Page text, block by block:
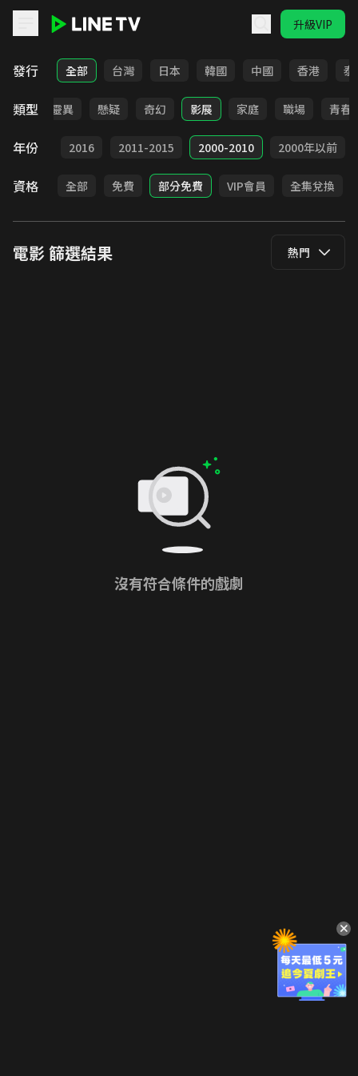
升級VIP
LINE TV - 電影
發行 全部 台灣 日本 韓國 中國 香港 泰
類型
犯罪 靈異 懸疑 奇幻 影展 家庭 職場 青春
年份
2017 2016 2011-2015 2000-2010 2000年以前
資格 全部 免費 部分免費 VIP會員 全集兌換
電影篩選結果 熱門
沒有符合條件的戲劇